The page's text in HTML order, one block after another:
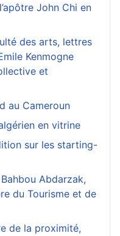
John Chi en
des arts, lettres
Kenmogne
et
au Cameroun
en vitrine
sur les starting-
Abdarzak,
du Tourisme et de
de la proximité,